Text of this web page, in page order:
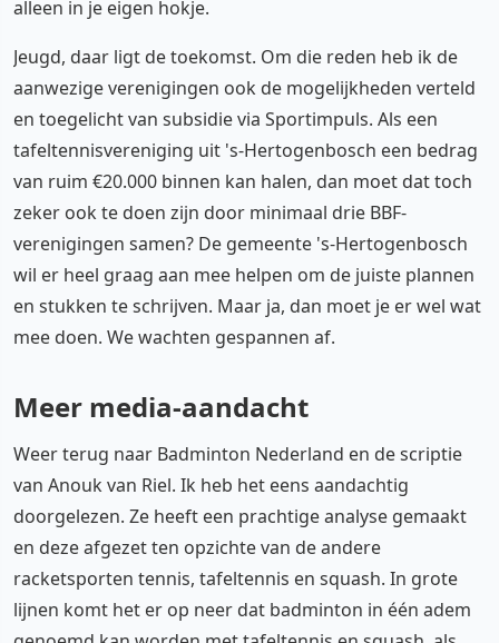
alleen in je eigen hokje.
Jeugd, daar ligt de toekomst. Om die reden heb ik de
aanwezige verenigingen ook de mogelijkheden verteld
en toegelicht van subsidie via Sportimpuls. Als een
tafeltennisvereniging uit 's-Hertogenbosch een bedrag
van ruim €20.000 binnen kan halen, dan moet dat toch
zeker ook te doen zijn door minimaal drie BBF-
verenigingen samen? De gemeente 's-Hertogenbosch
wil er heel graag aan mee helpen om de juiste plannen
en stukken te schrijven. Maar ja, dan moet je er wel wat
mee doen. We wachten gespannen af.
Meer media-aandacht
Weer terug naar Badminton Nederland en de scriptie
van Anouk van Riel. Ik heb het eens aandachtig
doorgelezen. Ze heeft een prachtige analyse gemaakt
en deze afgezet ten opzichte van de andere
racketsporten tennis, tafeltennis en squash. In grote
lijnen komt het er op neer dat badminton in één adem